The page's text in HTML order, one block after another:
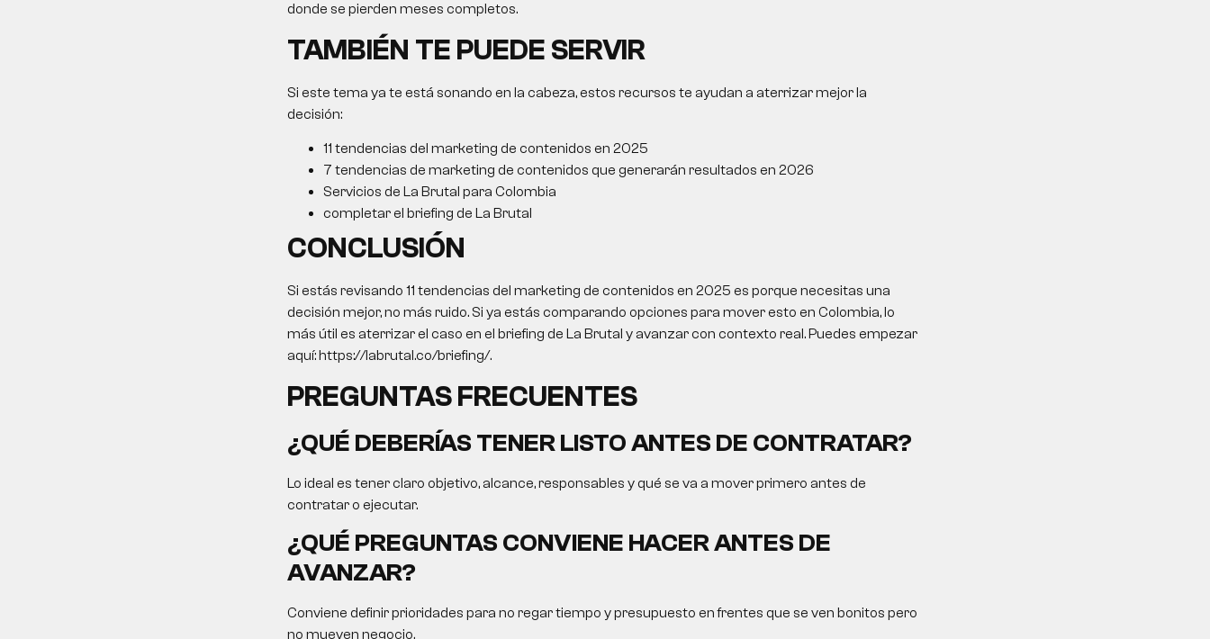
donde se pierden meses completos.
TAMBIÉN TE PUEDE SERVIR
Si este tema ya te está sonando en la cabeza, estos recursos te ayudan a aterrizar mejor la
decisión:
11 tendencias del marketing de contenidos en 2025
7 tendencias de marketing de contenidos que generarán resultados en 2026
Servicios de La Brutal para Colombia
completar el briefing de La Brutal
CONCLUSIÓN
Si estás revisando 11 tendencias del marketing de contenidos en 2025 es porque necesitas una
decisión mejor, no más ruido. Si ya estás comparando opciones para mover esto en Colombia, lo
más útil es aterrizar el caso en el briefing de La Brutal y avanzar con contexto real. Puedes empezar
aquí: https://labrutal.co/briefing/.
PREGUNTAS FRECUENTES
¿QUÉ DEBERÍAS TENER LISTO ANTES DE CONTRATAR?
Lo ideal es tener claro objetivo, alcance, responsables y qué se va a mover primero antes de
contratar o ejecutar.
¿QUÉ PREGUNTAS CONVIENE HACER ANTES DE
AVANZAR?
Conviene definir prioridades para no regar tiempo y presupuesto en frentes que se ven bonitos pero
no mueven negocio.